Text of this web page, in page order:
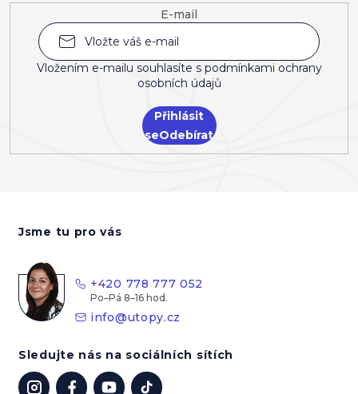
E-mail
Vložením e-mailu souhlasíte s podmínkami ochrany
osobních údajů
Přihlásit
se
Jsme tu pro vás
+420 778 777 052
info@utopy.cz
Sledujte nás na sociálních sítích